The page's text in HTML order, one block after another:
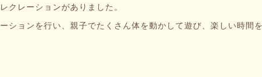
クレーションがありました。
ションを行い、親子でたくさん体を動かして遊び、楽しい時間